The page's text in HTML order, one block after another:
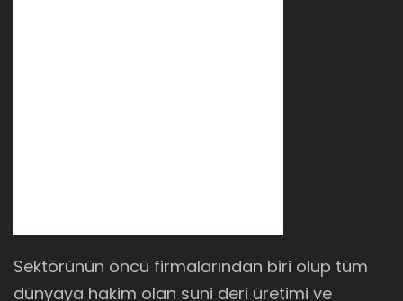
Sektörünün öncü firmalarından biri olup tüm
dünyaya hakim olan suni deri üretimi ve